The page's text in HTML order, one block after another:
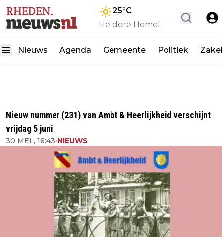
25°C
Heldere Hemel
Nieuws Agenda Gemeente Politiek
Nieuw nummer (231) van Ambt & Heerlijkheid verschijnt
vrijdag 5 juni
30 MEI , 16:43•NIEUWS